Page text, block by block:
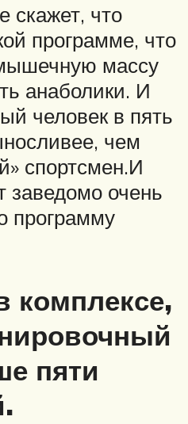
скажет, что
программе, что
массу
анаболики. И
человек в пять
чем
спортсмен.И
заведомо очень
программу
комплексе,
пяти